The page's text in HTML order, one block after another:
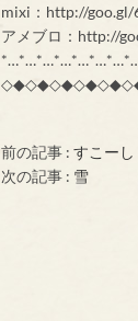
mixi：http://goo.gl/
アメブロ：http://
前の記事 : すこーし
次の記事 : 雪